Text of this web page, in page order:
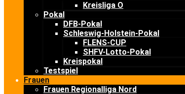
Kreisliga O
Pokal
DFB-Pokal
Schleswig-Holstein-Pokal
FLENS-CUP
SHFV-Lotto-Pokal
Kreispokal
Testspiel
Frauen
Frauen Regionalliga Nord